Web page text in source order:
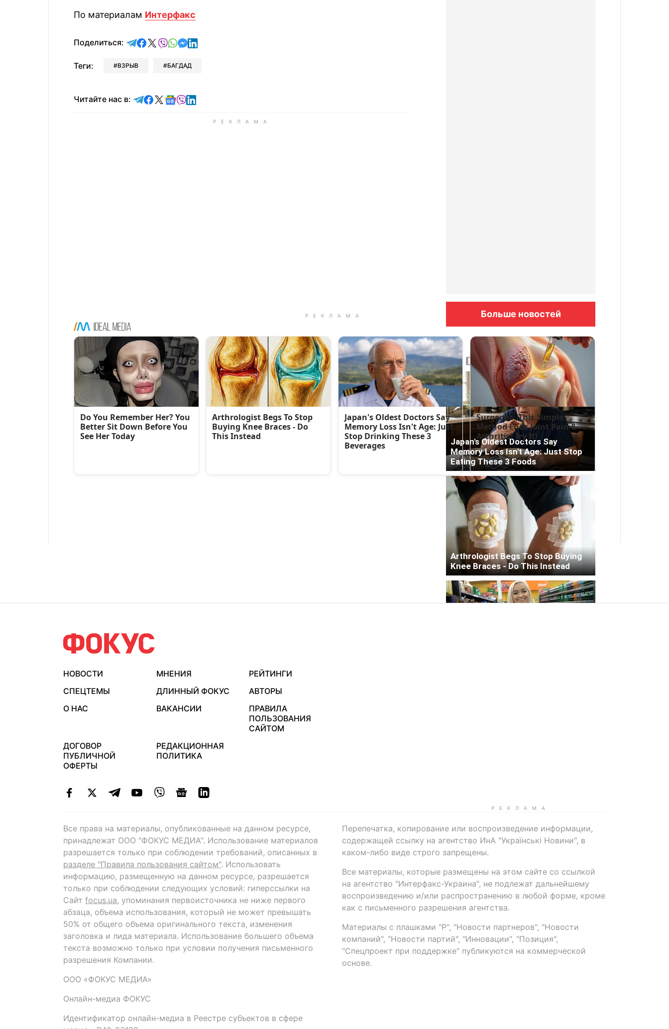
По материалам Интерфакс
Поделиться: отправить в Telegram
поделиться в Facebook
поделиться в X
отправить в Viber
отправить в Whatsapp
отправить в Messenger
отправить в LinkedIn
Теги: ВЗРЫВ БАГДАД
Читайте нас в: Читайте в Telegram
Читайте в Facebook
Читайте в X
Читайте в Google news
Читайте в Viber
Читайте в LinkedIn
Больше новостей
НОВОСТИ МНЕНИЯ
РЕЙТИНГИ
СПЕЦТЕМЫ
ДЛИННЫЙ ФОКУС
АВТОРЫ
О НАС
ВАКАНСИИ
ПРАВИЛА
ПОЛЬЗОВАНИЯ
САЙТОМ
ДОГОВОР
ПУБЛИЧНОЙ
ОФЕРТЫ
РЕДАКЦИОННАЯ
ПОЛИТИКА
Все права на материалы, опубликованные на данном ресурсе,
принадлежат ООО "ФОКУС МЕДИА". Использование материалов
разрешается только при соблюдении требований, описанных в
разделе "Правила пользования сайтом". Использовать
информацию, размещенную на данном ресурсе, разрешается
только при соблюдении следующих условий: гиперссылки на
Сайт focus.ua, упоминания первоисточника не ниже первого
абзаца, объема использования, который не может превышать
50% от общего объема оригинального текста, изменения
заголовка и лида материала. Использование большего объема
текста возможно только при условии получения письменного
разрешения Компании.
ООО «ФОКУС МЕДИА»
Онлайн-медиа ФОКУС
Идентификатор онлайн-медиа в Реестре субъектов в сфере
Перепечатка, копирование или воспроизведение информации,
содержащей ссылку на агентство ИнА "Українські Новини", в
каком-либо виде строго запрещены.
Все материалы, которые размещены на этом сайте со ссылкой
на агентство "Интерфакс-Украина", не подлежат дальнейшему
воспроизведению и/или распространению в любой форме, кроме
как с письменного разрешения агентства.
Материалы с плашками "Р", "Новости партнеров", "Новости
компаний", "Новости партий", "Инновации", "Позиция",
"Спецпроект при поддержке" публикуются на коммерческой
основе.